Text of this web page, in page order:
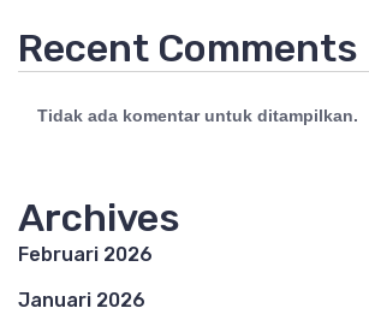
Recent Comments
Tidak ada komentar untuk ditampilkan.
Archives
Februari 2026
Januari 2026